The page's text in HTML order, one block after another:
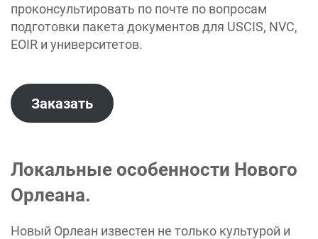
проконсультировать по почте по вопросам
подготовки пакета документов для USCIS, NVC,
EOIR и университетов.
Заказать
Локальные особенности Нового
Орлеана.
Новый Орлеан известен не только культурой и